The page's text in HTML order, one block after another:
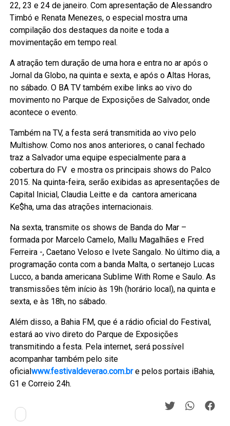
22, 23 e 24 de janeiro. Com apresentação de Alessandro
Timbó e Renata Menezes, o especial mostra uma
compilação dos destaques da noite e toda a
movimentação em tempo real.
A atração tem duração de uma hora e entra no ar após o
Jornal da Globo, na quinta e sexta, e após o Altas Horas,
no sábado. O BA TV também exibe links ao vivo do
movimento no Parque de Exposições de Salvador, onde
acontece o evento.
Também na TV, a festa será transmitida ao vivo pelo
Multishow. Como nos anos anteriores, o canal fechado
traz a Salvador uma equipe especialmente para a
cobertura do FV e mostra os principais shows do Palco
2015. Na quinta-feira, serão exibidas as apresentações de
Capital Inicial, Claudia Leitte e da cantora americana
Ke$ha, uma das atrações internacionais.
Na sexta, transmite os shows de Banda do Mar –
formada por Marcelo Camelo, Mallu Magalhães e Fred
Ferreira -, Caetano Veloso e Ivete Sangalo. No último dia, a
programação conta com a banda Malta, o sertanejo Lucas
Lucco, a banda americana Sublime With Rome e Saulo. As
transmissões têm início às 19h (horário local), na quinta e
sexta, e às 18h, no sábado.
Além disso, a Bahia FM, que é a rádio oficial do Festival,
estará ao vivo direto do Parque de Exposições
transmitindo a festa. Pela internet, será possível
acompanhar também pelo site
oficialwww.festivaldeverao.com.bre pelos portais iBahia,
G1 e Correio 24h.